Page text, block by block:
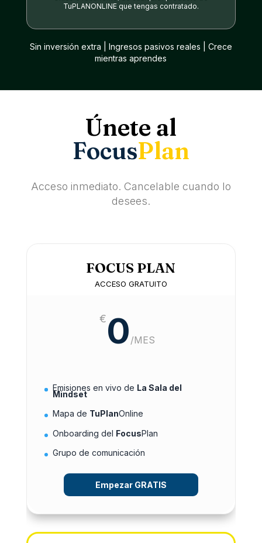
TuPLANONLINE que tengas contratado.
Sin inversión extra | Ingresos pasivos reales | Crece
mientras aprendes
Únete al
FocusPlan
Acceso inmediato. Cancelable cuando lo
desees.
FOCUS PLAN
ACCESO GRATUITO
€0 /MES
Emisiones en vivo de La Sala del
Mindset
Mapa de TuPlanOnline
Onboarding del FocusPlan
Grupo de comunicación
Empezar GRATIS